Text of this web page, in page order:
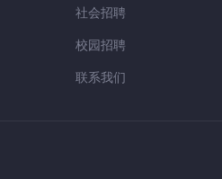
社会招聘
校园招聘
联系我们